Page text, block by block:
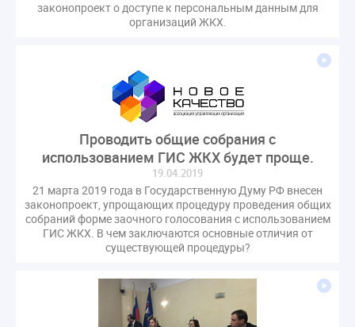
законопроект о доступе к персональным данным для
организаций ЖКХ.
Проводить общие собрания с
использованием ГИС ЖКХ будет проще.
19.04.2019
21 марта 2019 года в Государственную Думу РФ внесен
законопроект, упрощающих процедуру проведения общих
собраний форме заочного голосования с использованием
ГИС ЖКХ. В чем заключаются основные отличия от
существующей процедуры?